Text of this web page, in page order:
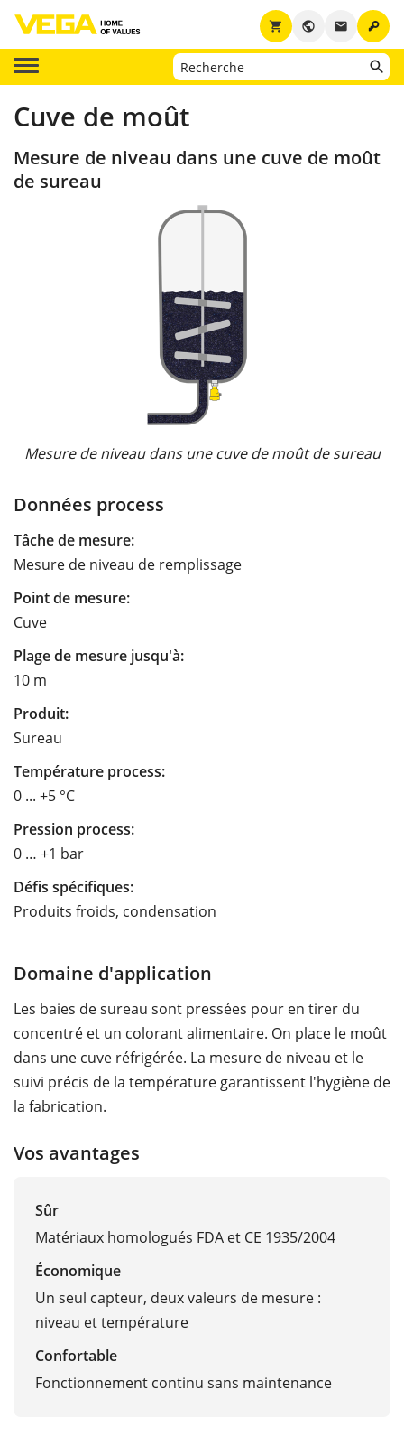
key
email
public
shopping_cart
Cuve de moût
Mesure de niveau dans une cuve de moût
de sureau
Mesure de niveau dans une cuve de moût de sureau
Données process
Tâche de mesure:
Mesure de niveau de remplissage
Point de mesure:
Cuve
Plage de mesure jusqu'à:
10 m
Produit:
Sureau
Température process:
0 ... +5 °C
Pression process:
0 … +1 bar
Défis spécifiques:
Produits froids, condensation
Domaine d'application
Les baies de sureau sont pressées pour en tirer du
concentré et un colorant alimentaire. On place le moût
dans une cuve réfrigérée. La mesure de niveau et le
suivi précis de la température garantissent l'hygiène de
la fabrication.
Vos avantages
Sûr
Matériaux homologués FDA et CE 1935/2004
Économique
Un seul capteur, deux valeurs de mesure :
niveau et température
Confortable
Fonctionnement continu sans maintenance